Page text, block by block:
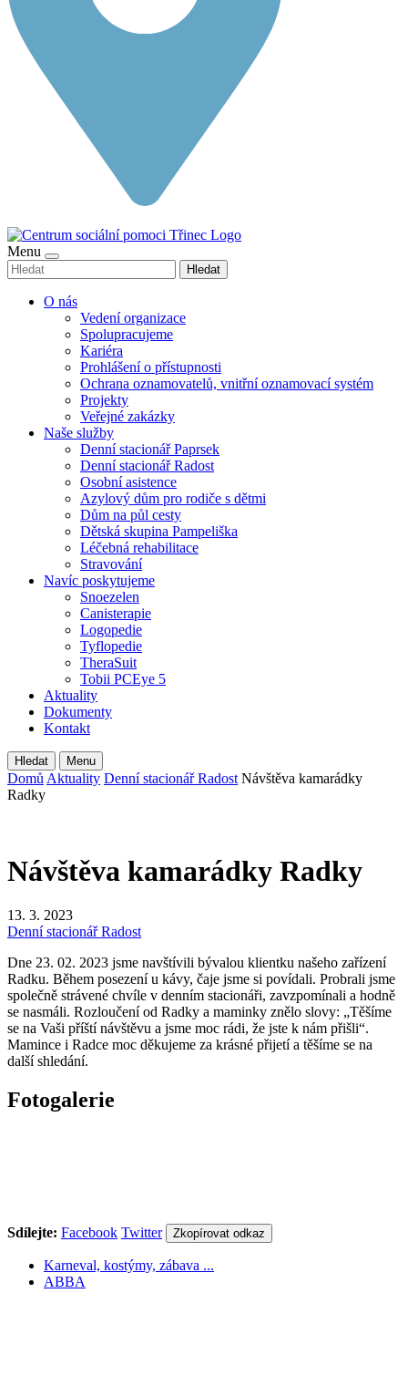
Menu
Hledat
O nás
Vedení organizace
Spolupracujeme
Kariéra
Prohlášení o přístupnosti
Ochrana oznamovatelů, vnitřní oznamovací systém
Projekty
Veřejné zakázky
Naše služby
Denní stacionář Paprsek
Denní stacionář Radost
Osobní asistence
Azylový dům pro rodiče s dětmi
Dům na půl cesty
Dětská skupina Pampeliška
Léčebná rehabilitace
Stravování
Navíc poskytujeme
Snoezelen
Canisterapie
Logopedie
Tyflopedie
TheraSuit
Tobii PCEye 5
Aktuality
Dokumenty
Kontakt
Hledat Menu
Domů Aktuality Denní stacionář Radost Návštěva kamarádky
Radky
Návštěva kamarádky Radky
13. 3. 2023
Denní stacionář Radost
Dne 23. 02. 2023 jsme navštívili bývalou klientku našeho zařízení
Radku. Během posezení u kávy, čaje jsme si povídali. Probrali jsme
společně strávené chvíle v denním stacionáři, zavzpomínali a hodně
se nasmáli. Rozloučení od Radky a maminky znělo slovy: „Těšíme
se na Vaši příští návštěvu a jsme moc rádi, že jste k nám přišli“.
Mamince i Radce moc děkujeme za krásné přijetí a těšíme se na
další shledání.
Fotogalerie
Sdílejte: Facebook Twitter Zkopírovat odkaz
Karneval, kostýmy, zábava ...
ABBA